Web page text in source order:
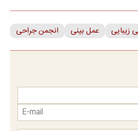
زیبایی عمل بینی انجمن جراحی